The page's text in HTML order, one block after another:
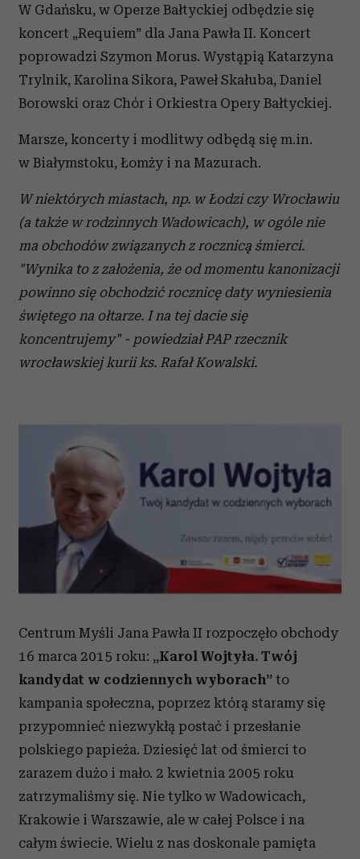
W Gdańsku, w Operze Bałtyckiej odbędzie się
koncert „Requiem” dla Jana Pawła II. Koncert
poprowadzi Szymon Morus. Wystąpią Katarzyna
Trylnik, Karolina Sikora, Paweł Skałuba, Daniel
Borowski oraz Chór i Orkiestra Opery Bałtyckiej.
Marsze, koncerty i modlitwy odbędą się m.in.
w Białymstoku, Łomży i na Mazurach.
W niektórych miastach, np. w Łodzi czy Wrocławiu
(a także w rodzinnych Wadowicach), w ogóle nie
ma obchodów związanych z rocznicą śmierci.
"Wynika to z założenia, że od momentu kanonizacji
powinno się obchodzić rocznicę daty wyniesienia
świętego na ołtarze. I na tej dacie się
koncentrujemy" - powiedział PAP rzecznik
wrocławskiej kurii ks. Rafał Kowalski.
Centrum Myśli Jana Pawła II rozpoczęło obchody
16 marca 2015 roku: „Karol Wojtyła. Twój
kandydat w codziennych wyborach” to
kampania społeczna, poprzez którą staramy się
przypomnieć niezwykłą postać i przesłanie
polskiego papieża. Dziesięć lat od śmierci to
zarazem dużo i mało. 2 kwietnia 2005 roku
zatrzymaliśmy się. Nie tylko w Wadowicach,
Krakowie i Warszawie, ale w całej Polsce i na
całym świecie. Wielu z nas doskonale pamięta